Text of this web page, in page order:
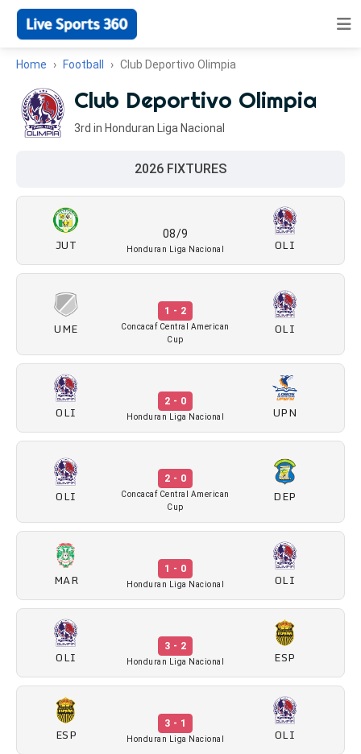
Home Football Club Deportivo Olimpia
Club Deportivo Olimpia
3rd in Honduran Liga Nacional
2026 FIXTURES
JUT
08/9
Honduran Liga Nacional OLI
UME
1 - 2
Concacaf Central American
Cup
OLI
OLI
2 - 0
Honduran Liga Nacional UPN
OLI
2 - 0
Concacaf Central American
Cup
DEP
MAR
1 - 0
Honduran Liga Nacional OLI
OLI
3 - 2
Honduran Liga Nacional ESP
ESP
3 - 1
Honduran Liga Nacional OLI